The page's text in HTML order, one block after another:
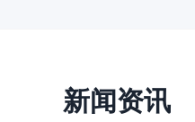
新闻资讯